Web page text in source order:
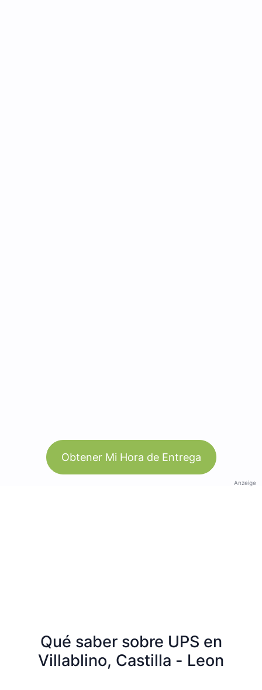
Obtener Mi Hora de Entrega
Anzeige
Qué saber sobre UPS en
Villablino, Castilla - Leon